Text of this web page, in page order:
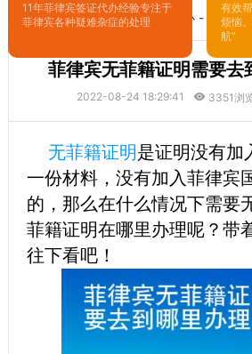
11年菲律宾签证代办经验专注于
菲律宾各种疑难杂症的处理
有效
烦恼
航”
您的位置：首页-菲律宾签证代办- 正文
菲律宾无菲籍证明需要去
2022-08-24 18:29:41 3351浏
无菲籍证明是证明没有加
一份材料，没有加入菲律宾
的，那么在什么情况下需要
菲籍证明在哪里办理呢？带
往下看吧！